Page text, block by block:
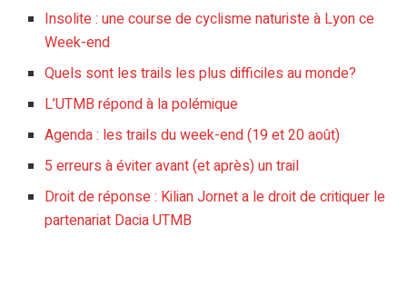
Insolite : une course de cyclisme naturiste à Lyon ce
Week-end
Quels sont les trails les plus difficiles au monde?
L’UTMB répond à la polémique
Agenda : les trails du week-end (19 et 20 août)
5 erreurs à éviter avant (et après) un trail
Droit de réponse : Kilian Jornet a le droit de critiquer le
partenariat Dacia UTMB